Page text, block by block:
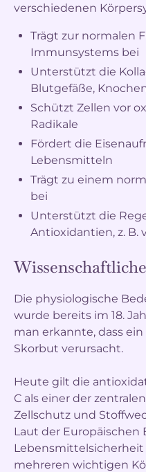
verschiedenen
Trägt zur normalen
Immunsystems bei
Unterstützt die
Blutgefäße,
Schützt Zellen vor
Radikale
Fördert die
Lebensmitteln
Trägt zu einem
bei
Unterstützt die
Antioxidantien, z. B.
Die physiologische
wurde bereits im 18.
man erkannte, dass
Skorbut verursacht.
Heute gilt die
C als einer der
Zellschutz und
Laut der Europäischen
Lebensmittelsicherheit
mehreren wichtigen